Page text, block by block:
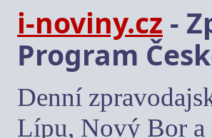
i-noviny.cz -
Program
Denní
Lípu, Nový Bor a